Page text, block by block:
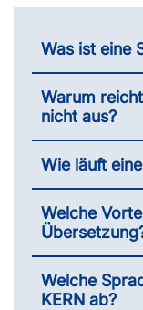
Was ist eine
Warum
nicht aus?
Wie läuft
Welche
Welche
KERN ab?